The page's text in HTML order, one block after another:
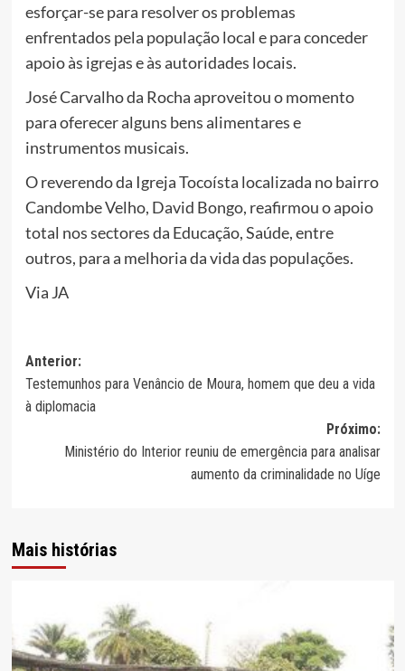
esforçar-se para resolver os problemas
enfrentados pela população local e para conceder
apoio às igrejas e às autoridades locais.
José Carvalho da Rocha aproveitou o momento
para oferecer alguns bens alimentares e
instrumentos musicais.
O reverendo da Igreja Tocoísta localizada no bairro
Candombe Velho, David Bongo, reafirmou o apoio
total nos sectores da Educação, Saúde, entre
outros, para a melhoria da vida das populações.
Via JA
Navegação
de
artigos
Anterior:
Testemunhos para Venâncio de Moura, homem que deu a vida
à diplomacia
Próximo:
Ministério do Interior reuniu de emergência para analisar
aumento da criminalidade no Uíge
Mais histórias